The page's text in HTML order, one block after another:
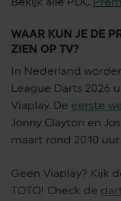
WAAR KUN JE DE
ZIEN OP TV?
In Nederland
League Darts 2026
Viaplay. De eerste
Jonny Clayton en
maart rond 20.10 uur.
Geen Viaplay? Kijk
TOTO! Check de